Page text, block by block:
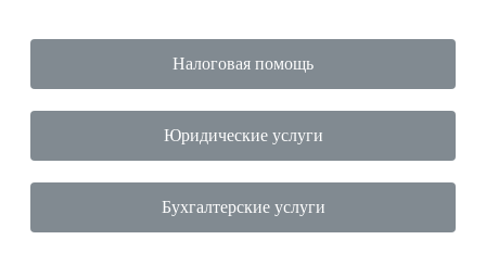
Налоговая помощь
Юридические услуги
Бухгалтерские услуги